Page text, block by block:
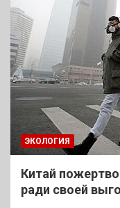
ЭКОЛОГИЯ
Китай
ради своей